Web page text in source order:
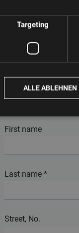
Company
*
First name
Last name *
Street, No.
Targeting
ALLE ABLEHNEN